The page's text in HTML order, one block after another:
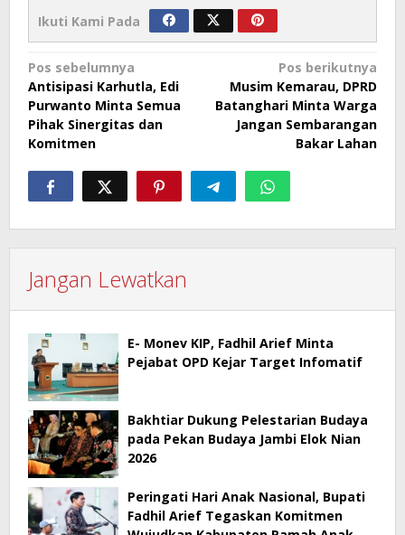
Ikuti Kami Pada
Navigasi
pos
Pos sebelumnya
Antisipasi Karhutla, Edi
Purwanto Minta Semua
Pihak Sinergitas dan
Komitmen
Pos berikutnya
Musim Kemarau, DPRD
Batanghari Minta Warga
Jangan Sembarangan
Bakar Lahan
Jangan Lewatkan
E- Monev KIP, Fadhil Arief Minta
Pejabat OPD Kejar Target Infomatif
Bakhtiar Dukung Pelestarian Budaya
pada Pekan Budaya Jambi Elok Nian
2026
Peringati Hari Anak Nasional, Bupati
Fadhil Arief Tegaskan Komitmen